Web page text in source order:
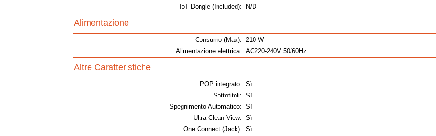
IoT Dongle (Included):
N/D
Alimentazione
Consumo (Max): 210 W
Alimentazione elettrica: AC220-240V 50/60Hz
Altre Caratteristiche
POP integrato: Sì
Sottotitoli: Sì
Spegnimento Automatico: Sì
Ultra Clean View: Sì
One Connect (Jack): Sì